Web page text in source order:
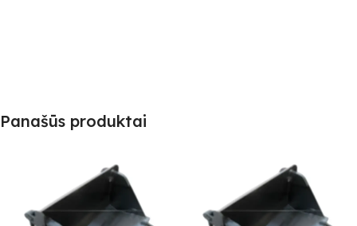
Panašūs produktai